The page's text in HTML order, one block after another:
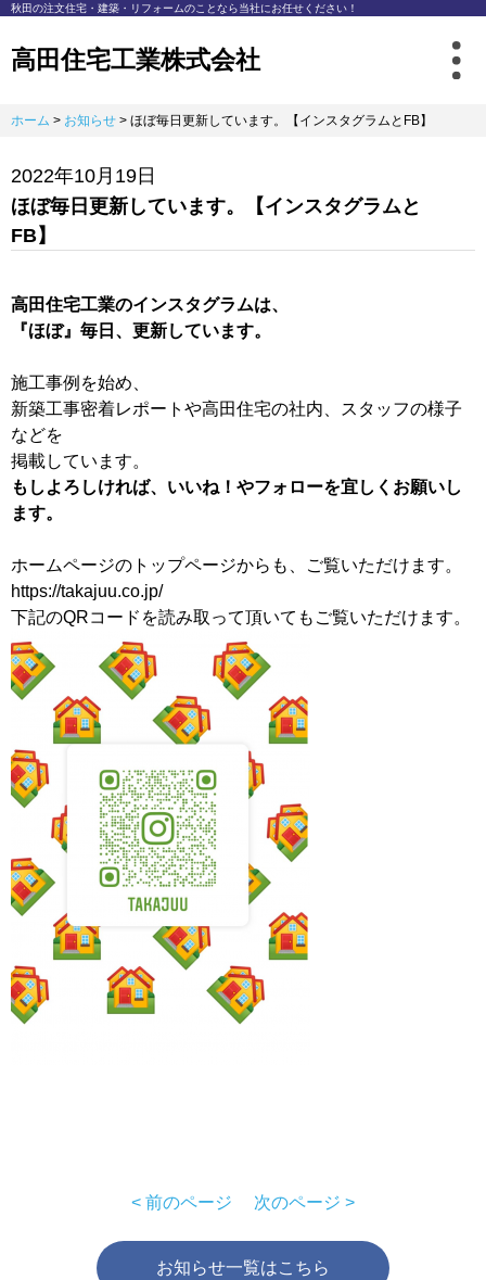
秋⽥の注⽂住宅・建築・リフォームのことなら当社にお任せください！
高田住宅工業株式会社
ホーム > お知らせ > ほぼ毎日更新しています。【インスタグラムとFB】
2022年10月19日
ほぼ毎日更新しています。【インスタグラムと
FB】
高田住宅工業のインスタグラムは、
『ほぼ』毎日、更新しています。
施工事例を始め、
新築工事密着レポートや高田住宅の社内、スタッフの様子
などを
掲載しています。
もしよろしければ、いいね！やフォローを宜しくお願いし
ます。
ホームページのトップページからも、ご覧いただけます。
https://takajuu.co.jp/
下記のQRコードを読み取って頂いてもご覧いただけます。
< 前のページ 次のページ >
お知らせ一覧はこちら